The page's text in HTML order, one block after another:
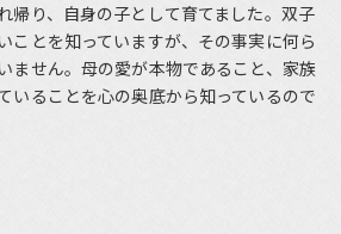
帰り、自身の子として育てました。双子
ことを知っていますが、その事実に何ら
ません。母の愛が本物であること、家族
いることを心の奥底から知っているので